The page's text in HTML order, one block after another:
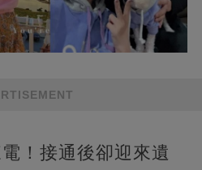
！接通後卻迎來遺